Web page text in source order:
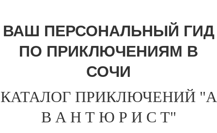
ВАШ ПЕРСОНАЛЬНЫЙ ГИД
ПО ПРИКЛЮЧЕНИЯМ В
СОЧИ
КАТАЛОГ ПРИКЛЮЧЕНИЙ "А
В А Н Т Ю Р И С Т"